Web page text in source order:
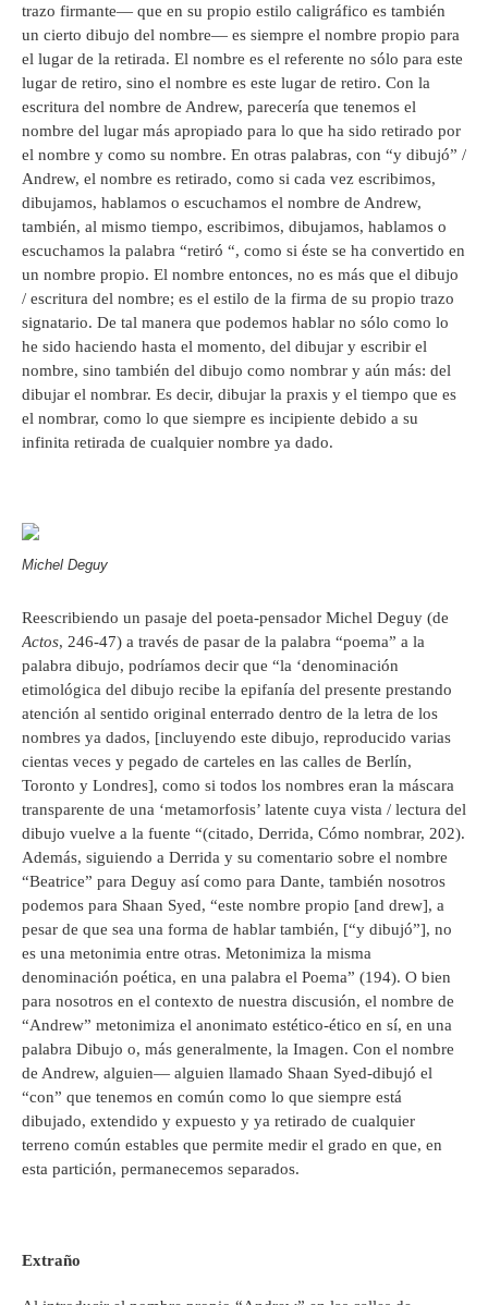
trazo firmante— que en su propio estilo caligráfico es también
un cierto dibujo del nombre— es siempre el nombre propio para
el lugar de la retirada. El nombre es el referente no sólo para este
lugar de retiro, sino el nombre es este lugar de retiro. Con la
escritura del nombre de Andrew, parecería que tenemos el
nombre del lugar más apropiado para lo que ha sido retirado por
el nombre y como su nombre. En otras palabras, con “y dibujó” /
Andrew, el nombre es retirado, como si cada vez escribimos,
dibujamos, hablamos o escuchamos el nombre de Andrew,
también, al mismo tiempo, escribimos, dibujamos, hablamos o
escuchamos la palabra “retiró “, como si éste se ha convertido en
un nombre propio. El nombre entonces, no es más que el dibujo
/ escritura del nombre; es el estilo de la firma de su propio trazo
signatario. De tal manera que podemos hablar no sólo como lo
he sido haciendo hasta el momento, del dibujar y escribir el
nombre, sino también del dibujo como nombrar y aún más: del
dibujar el nombrar. Es decir, dibujar la praxis y el tiempo que es
el nombrar, como lo que siempre es incipiente debido a su
infinita retirada de cualquier nombre ya dado.
Michel Deguy
Reescribiendo un pasaje del poeta-pensador Michel Deguy (de
Actos, 246-47) a través de pasar de la palabra “poema” a la
palabra dibujo, podríamos decir que “la ‘denominación
etimológica del dibujo recibe la epifanía del presente prestando
atención al sentido original enterrado dentro de la letra de los
nombres ya dados, [incluyendo este dibujo, reproducido varias
cientas veces y pegado de carteles en las calles de Berlín,
Toronto y Londres], como si todos los nombres eran la máscara
transparente de una ‘metamorfosis’ latente cuya vista / lectura del
dibujo vuelve a la fuente “(citado, Derrida, Cómo nombrar, 202).
Además, siguiendo a Derrida y su comentario sobre el nombre
“Beatrice” para Deguy así como para Dante, también nosotros
podemos para Shaan Syed, “este nombre propio [and drew], a
pesar de que sea una forma de hablar también, [“y dibujó”], no
es una metonimia entre otras. Metonimiza la misma
denominación poética, en una palabra el Poema” (194). O bien
para nosotros en el contexto de nuestra discusión, el nombre de
“Andrew” metonimiza el anonimato estético-ético en sí, en una
palabra Dibujo o, más generalmente, la Imagen. Con el nombre
de Andrew, alguien— alguien llamado Shaan Syed-dibujó el
“con” que tenemos en común como lo que siempre está
dibujado, extendido y expuesto y ya retirado de cualquier
terreno común estables que permite medir el grado en que, en
esta partición, permanecemos separados.
Extraño